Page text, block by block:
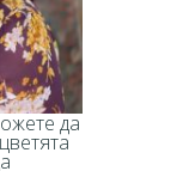
да